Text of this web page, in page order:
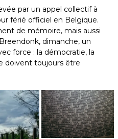
par un appel collectif à
férié officiel en Belgique.
de mémoire, mais aussi
dimanche, un
force : la démocratie, la
doivent toujours être